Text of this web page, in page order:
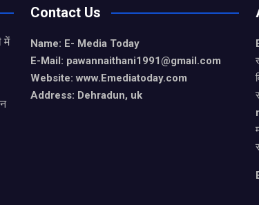
में
Contact Us
Name: E- Media Today
E-Mail: pawannaithani1991@gmail.com
Website: www.Emediatoday.com
Address: Dehradun, uk